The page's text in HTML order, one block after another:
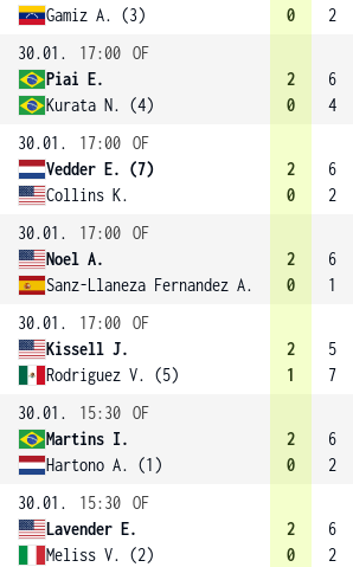
Gamiz A. (3)
0
2
30.01.
17:00 OF
Piai E.
Kurata N. (4)
2
0
6
4
30.01.
17:00 OF
Vedder E. (7)
Collins K.
2
0
6
2
30.01.
17:00 OF
Noel A.
Sanz-Llaneza Fernandez A.
2
0
6
1
30.01.
17:00 OF
Kissell J.
Rodriguez V. (5)
2
1
5
7
30.01.
15:30 OF
Martins I.
Hartono A. (1)
2
0
6
2
30.01.
15:30 OF
Lavender E.
Meliss V. (2)
2
0
6
2